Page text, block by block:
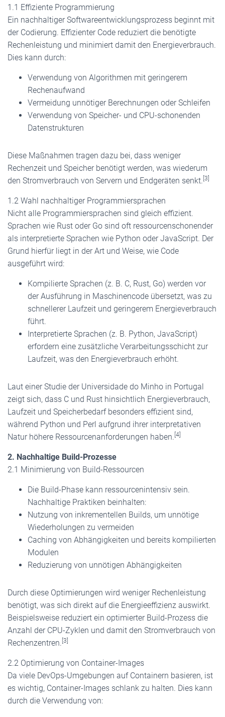
1.1 Effiziente Programmierung
Ein nachhaltiger Softwareentwicklungsprozess beginnt mit
der Codierung. Effizienter Code reduziert die benötigte
Rechenleistung und minimiert damit den Energieverbrauch.
Dies kann durch:
Verwendung von Algorithmen mit geringerem
Rechenaufwand
Vermeidung unnötiger Berechnungen oder Schleifen
Verwendung von Speicher- und CPU-schonenden
Datenstrukturen
Diese Maßnahmen tragen dazu bei, dass weniger
Rechenzeit und Speicher benötigt werden, was wiederum
den Stromverbrauch von Servern und Endgeräten senkt. [3]
1.2 Wahl nachhaltiger Programmiersprachen
Nicht alle Programmiersprachen sind gleich effizient.
Sprachen wie Rust oder Go sind oft ressourcenschonender
als interpretierte Sprachen wie Python oder JavaScript. Der
Grund hierfür liegt in der Art und Weise, wie Code
ausgeführt wird:
Kompilierte Sprachen (z. B. C, Rust, Go) werden vor
der Ausführung in Maschinencode übersetzt, was zu
schnellerer Laufzeit und geringerem Energieverbrauch
führt.
Interpretierte Sprachen (z. B. Python, JavaScript)
erfordern eine zusätzliche Verarbeitungsschicht zur
Laufzeit, was den Energieverbrauch erhöht.
Laut einer Studie der Universidade do Minho in Portugal
zeigt sich, dass C und Rust hinsichtlich Energieverbrauch,
Laufzeit und Speicherbedarf besonders effizient sind,
während Python und Perl aufgrund ihrer interpretativen
Natur höhere Ressourcenanforderungen haben. [4]
2. Nachhaltige Build-Prozesse
2.1 Minimierung von Build-Ressourcen
Die Build-Phase kann ressourcenintensiv sein.
Nachhaltige Praktiken beinhalten:
Nutzung von inkrementellen Builds, um unnötige
Wiederholungen zu vermeiden
Caching von Abhängigkeiten und bereits kompilierten
Modulen
Reduzierung von unnötigen Abhängigkeiten
Durch diese Optimierungen wird weniger Rechenleistung
benötigt, was sich direkt auf die Energieeffizienz auswirkt.
Beispielsweise reduziert ein optimierter Build-Prozess die
Anzahl der CPU-Zyklen und damit den Stromverbrauch von
Rechenzentren. [3]
2.2 Optimierung von Container-Images
Da viele DevOps-Umgebungen auf Containern basieren, ist
es wichtig, Container-Images schlank zu halten. Dies kann
durch die Verwendung von: